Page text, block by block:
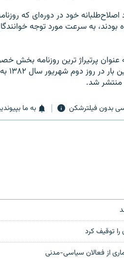
اصلاح‌طلبانه خود در دوره‌ای که
بودند، به سرعت مورد توجه
عنوان پرتيراژ ترين روزنامه
نام
منتشر شد.
بدون فیلترشکن به ما
را توقیف کرد
از فعالان سیاسی-مدنی